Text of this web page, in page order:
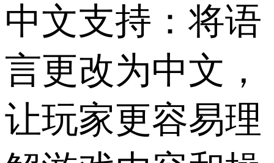
中文支持：将语
言更改为中文，
让玩家更容易理